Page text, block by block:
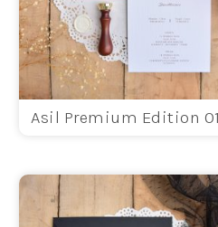
Asil Premium Edition